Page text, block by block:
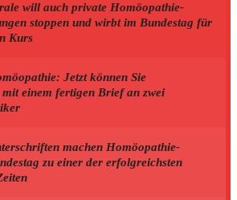
will auch private Homöopathie-
stoppen und wirbt im Bundestag für
Kurs
Jetzt können Sie
einem fertigen Brief an zwei
machen Homöopathie-
zu einer der erfolgreichsten